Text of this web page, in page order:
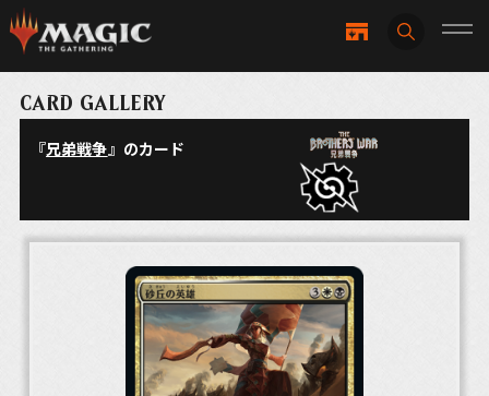
CARD GALLERY
『兄弟戦争』のカード